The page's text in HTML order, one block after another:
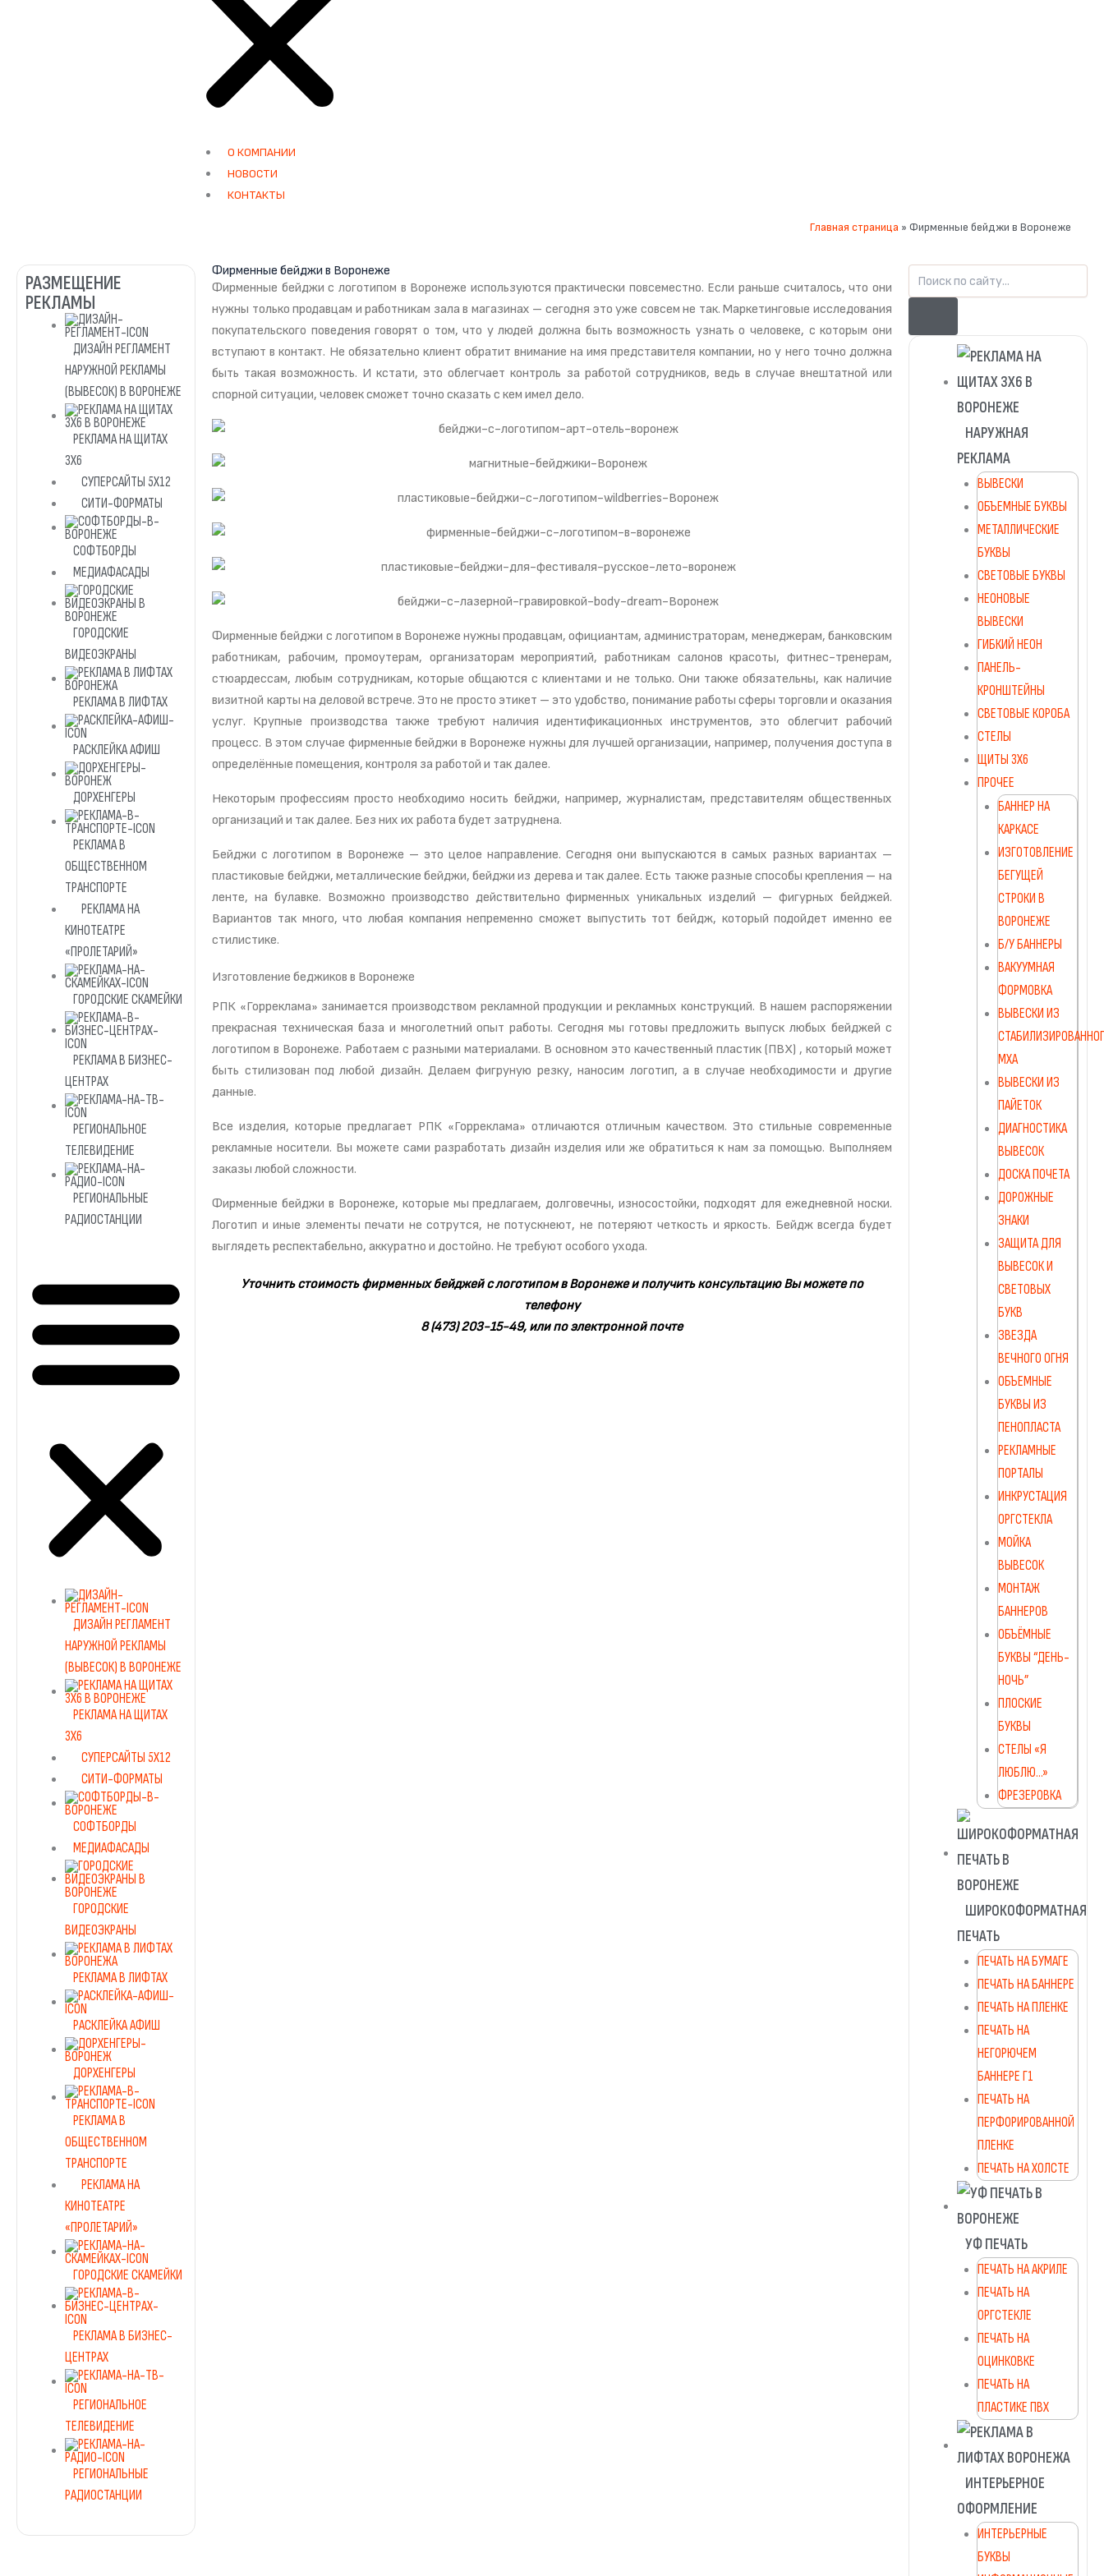
О КОМПАНИИ
НОВОСТИ
КОНТАКТЫ
Главная страница » Фирменные бейджи в Воронеже
РАЗМЕЩЕНИЕ
РЕКЛАМЫ
ДИЗАЙН РЕГЛАМЕНТ
НАРУЖНОЙ РЕКЛАМЫ
(ВЫВЕСОК) В ВОРОНЕЖЕ
РЕКЛАМА НА ЩИТАХ
3Х6
СУПЕРСАЙТЫ 5Х12
СИТИ-ФОРМАТЫ
СОФТБОРДЫ
МЕДИАФАСАДЫ
ГОРОДСКИЕ
ВИДЕОЭКРАНЫ
РЕКЛАМА В ЛИФТАХ
РАСКЛЕЙКА АФИШ
ДОРХЕНГЕРЫ
РЕКЛАМА В
ОБЩЕСТВЕННОМ
ТРАНСПОРТЕ
РЕКЛАМА НА
КИНОТЕАТРЕ
«ПРОЛЕТАРИЙ»
ГОРОДСКИЕ СКАМЕЙКИ
РЕКЛАМА В БИЗНЕС-
ЦЕНТРАХ
РЕГИОНАЛЬНОЕ
ТЕЛЕВИДЕНИЕ
РЕГИОНАЛЬНЫЕ
РАДИОСТАНЦИИ
ДИЗАЙН РЕГЛАМЕНТ
НАРУЖНОЙ РЕКЛАМЫ
(ВЫВЕСОК) В ВОРОНЕЖЕ
РЕКЛАМА НА ЩИТАХ
3Х6
СУПЕРСАЙТЫ 5Х12
СИТИ-ФОРМАТЫ
СОФТБОРДЫ
МЕДИАФАСАДЫ
ГОРОДСКИЕ
ВИДЕОЭКРАНЫ
РЕКЛАМА В ЛИФТАХ
РАСКЛЕЙКА АФИШ
ДОРХЕНГЕРЫ
РЕКЛАМА В
ОБЩЕСТВЕННОМ
ТРАНСПОРТЕ
РЕКЛАМА НА
КИНОТЕАТРЕ
«ПРОЛЕТАРИЙ»
ГОРОДСКИЕ СКАМЕЙКИ
РЕКЛАМА В БИЗНЕС-
ЦЕНТРАХ
РЕГИОНАЛЬНОЕ
ТЕЛЕВИДЕНИЕ
РЕГИОНАЛЬНЫЕ
РАДИОСТАНЦИИ
Фирменные бейджи в Воронеже
Фирменные бейджи с логотипом в Воронеже используются практически повсеместно. Если раньше считалось, что они
нужны только продавцам и работникам зала в магазинах – сегодня это уже совсем не так. Маркетинговые исследования
покупательского поведения говорят о том, что у людей должна быть возможность узнать о человеке, с которым они
вступают в контакт. Не обязательно клиент обратит внимание на имя представителя компании, но у него точно должна
быть такая возможность. И кстати, это облегчает контроль за работой сотрудников, ведь в случае внештатной или
спорной ситуации, человек сможет точно сказать с кем имел дело.
Фирменные бейджи с логотипом в Воронеже нужны продавцам, официантам, администраторам, менеджерам, банковским
работникам, рабочим, промоутерам, организаторам мероприятий, работникам салонов красоты, фитнес-тренерам,
стюардессам, любым сотрудникам, которые общаются с клиентами и не только. Они также обязательны, как наличие
визитной карты на деловой встрече. Это не просто этикет – это удобство, понимание работы сферы торговли и оказания
услуг. Крупные производства также требуют наличия идентификационных инструментов, это облегчит рабочий
процесс. В этом случае фирменные бейджи в Воронеже нужны для лучшей организации, например, получения доступа в
определённые помещения, контроля за работой и так далее.
Некоторым профессиям просто необходимо носить бейджи, например, журналистам, представителям общественных
организаций и так далее. Без них их работа будет затруднена.
Бейджи с логотипом в Воронеже – это целое направление. Сегодня они выпускаются в самых разных вариантах –
пластиковые бейджи, металлические бейджи, бейджи из дерева и так далее. Есть также разные способы крепления – на
ленте, на булавке. Возможно производство действительно фирменных уникальных изделий – фигурных бейджей.
Вариантов так много, что любая компания непременно сможет выпустить тот бейдж, который подойдет именно ее
стилистике.
Изготовление беджиков в Воронеже
РПК «Горреклама» занимается производством рекламной продукции и рекламных конструкций. В нашем распоряжении
прекрасная техническая база и многолетний опыт работы. Сегодня мы готовы предложить выпуск любых бейджей с
логотипом в Воронеже. Работаем с разными материалами. В основном это качественный пластик (ПВХ) , который может
быть стилизован под любой дизайн. Делаем фигруную резку, наносим логотип, а в случае необходимости и другие
данные.
Все изделия, которые предлагает РПК «Горреклама» отличаются отличным качеством. Это стильные современные
рекламные носители. Вы можете сами разработать дизайн изделия или же обратиться к нам за помощью. Выполняем
заказы любой сложности.
Фирменные бейджи в Воронеже, которые мы предлагаем, долговечны, износостойки, подходят для ежедневной носки.
Логотип и иные элементы печати не сотрутся, не потускнеют, не потеряют четкость и яркость. Бейдж всегда будет
выглядеть респектабельно, аккуратно и достойно. Не требуют особого ухода.
Уточнить стоимость фирменных бейджей с логотипом в Воронеже и получить консультацию Вы можете по
телефону
8 (473) 203-15-49, или по электронной почте
Search
НАРУЖНАЯ
РЕКЛАМА
ВЫВЕСКИ
ОБЪЕМНЫЕ БУКВЫ
МЕТАЛЛИЧЕСКИЕ
БУКВЫ
СВЕТОВЫЕ БУКВЫ
НЕОНОВЫЕ
ВЫВЕСКИ
ГИБКИЙ НЕОН
ПАНЕЛЬ-
КРОНШТЕЙНЫ
СВЕТОВЫЕ КОРОБА
СТЕЛЫ
ЩИТЫ 3Х6
ПРОЧЕЕ
БАННЕР НА
КАРКАСЕ
ИЗГОТОВЛЕНИЕ
БЕГУЩЕЙ
СТРОКИ В
ВОРОНЕЖЕ
Б/У БАННЕРЫ
ВАКУУМНАЯ
ФОРМОВКА
ВЫВЕСКИ ИЗ
МХА
ВЫВЕСКИ ИЗ
ПАЙЕТОК
ДИАГНОСТИКА
ВЫВЕСОК
ДОСКА ПОЧЕТА
ДОРОЖНЫЕ
ЗНАКИ
ЗАЩИТА ДЛЯ
ВЫВЕСОК И
СВЕТОВЫХ
БУКВ
ЗВЕЗДА
ВЕЧНОГО ОГНЯ
ОБЪЕМНЫЕ
БУКВЫ ИЗ
ПЕНОПЛАСТА
РЕКЛАМНЫЕ
ПОРТАЛЫ
ИНКРУСТАЦИЯ
ОРГСТЕКЛА
МОЙКА
ВЫВЕСОК
МОНТАЖ
БАННЕРОВ
ОБЪЁМНЫЕ
БУКВЫ “ДЕНЬ-
НОЧЬ”
ПЛОСКИЕ
БУКВЫ
СТЕЛЫ «Я
ЛЮБЛЮ…»
ФРЕЗЕРОВКА
ШИРОКОФОРМАТНАЯ
ПЕЧАТЬ
ПЕЧАТЬ НА БУМАГЕ
ПЕЧАТЬ НА БАННЕРЕ
ПЕЧАТЬ НА ПЛЕНКЕ
ПЕЧАТЬ НА
НЕГОРЮЧЕМ
БАННЕРЕ Г1
ПЕЧАТЬ НА
ПЕРФОРИРОВАННОЙ
ПЛЕНКЕ
ПЕЧАТЬ НА ХОЛСТЕ
УФ ПЕЧАТЬ
ПЕЧАТЬ НА АКРИЛЕ
ПЕЧАТЬ НА
ОРГСТЕКЛЕ
ПЕЧАТЬ НА
ОЦИНКОВКЕ
ПЕЧАТЬ НА
ПЛАСТИКЕ ПВХ
ИНТЕРЬЕРНОЕ
ОФОРМЛЕНИЕ
ИНТЕРЬЕРНЫЕ
БУКВЫ